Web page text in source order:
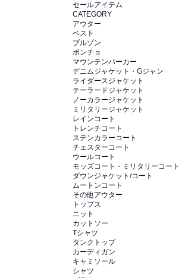
セールアイテム
CATEGORY
アウター
ベスト
ブルゾン
ポンチョ
マウンテンパーカー
デニムジャケット・Gジャン
ライダースジャケット
テーラードジャケット
ノーカラージャケット
ミリタリージャケット
レインコート
トレンチコート
ステンカラーコート
チェスターコート
ウールコート
モッズコート・ミリタリーコート
ダウンジャケット/コート
ムートンコート
その他アウター
トップス
ニット
カットソー
Tシャツ
タンクトップ
カーディガン
キャミソール
シャツ